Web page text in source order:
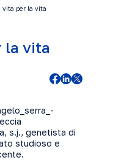
vita per la vita
la vita
s.j., genetista di
studioso e